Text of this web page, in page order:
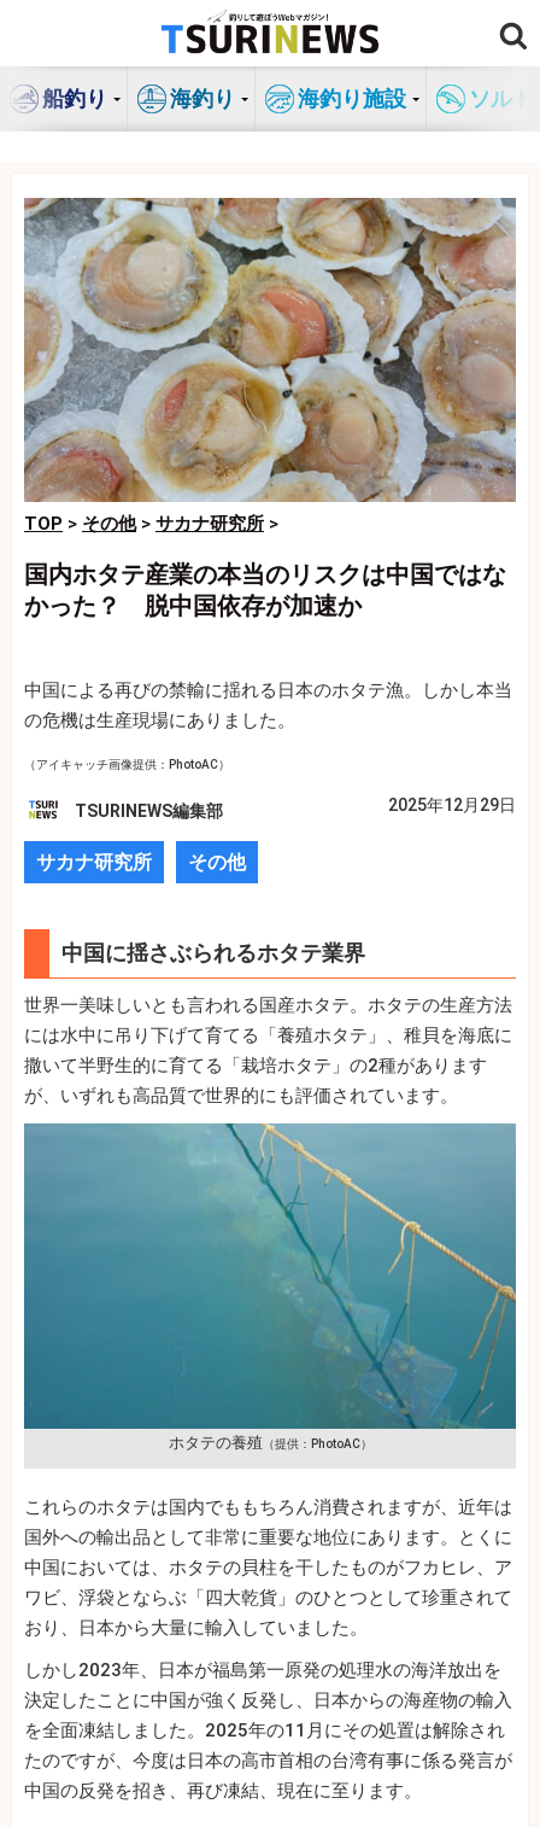
ン
船釣り 海釣り 海釣り施設 ソル
TOP > その他> サカナ研究所 >
国内ホタテ産業の本当のリスクは中国ではな
かった？ 脱中国依存が加速か
中国による再びの禁輸に揺れる日本のホタテ漁。しかし本当
の危機は生産現場にありました。
（アイキャッチ画像提供：PhotoAC）
TSURINEWS編集部 2025年12月29日
サカナ研究所 その他
中国に揺さぶられるホタテ業界
世界一美味しいとも言われる国産ホタテ。ホタテの生産方法
には水中に吊り下げて育てる「養殖ホタテ」、稚貝を海底に
撒いて半野生的に育てる「栽培ホタテ」の2種があります
が、いずれも高品質で世界的にも評価されています。
ホタテの養殖 （提供：PhotoAC）
これらのホタテは国内でももちろん消費されますが、近年は
国外への輸出品として非常に重要な地位にあります。とくに
中国においては、ホタテの貝柱を干したものがフカヒレ、ア
ワビ、浮袋とならぶ「四大乾貨」のひとつとして珍重されて
おり、日本から大量に輸入していました。
しかし2023年、日本が福島第一原発の処理水の海洋放出を
決定したことに中国が強く反発し、日本からの海産物の輸入
を全面凍結しました。2025年の11月にその処置は解除され
たのですが、今度は日本の高市首相の台湾有事に係る発言が
中国の反発を招き、再び凍結、現在に至ります。